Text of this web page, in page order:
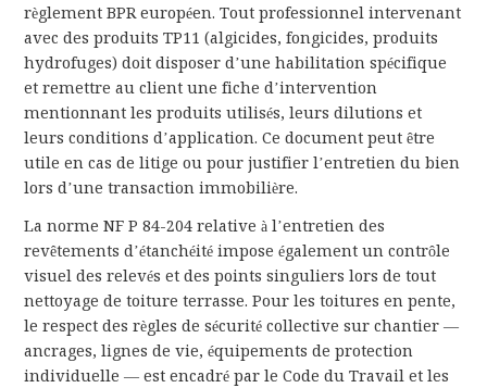
règlement BPR européen. Tout professionnel intervenant
avec des produits TP11 (algicides, fongicides, produits
hydrofuges) doit disposer d’une habilitation spécifique
et remettre au client une fiche d’intervention
mentionnant les produits utilisés, leurs dilutions et
leurs conditions d’application. Ce document peut être
utile en cas de litige ou pour justifier l’entretien du bien
lors d’une transaction immobilière.
La norme NF P 84-204 relative à l’entretien des
revêtements d’étanchéité impose également un contrôle
visuel des relevés et des points singuliers lors de tout
nettoyage de toiture terrasse. Pour les toitures en pente,
le respect des règles de sécurité collective sur chantier —
ancrages, lignes de vie, équipements de protection
individuelle — est encadré par le Code du Travail et les